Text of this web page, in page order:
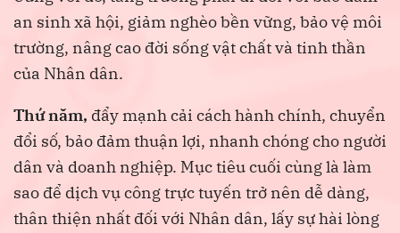
an sinh xã hội, giảm nghèo bền vững, bảo vệ môi
trường, nâng cao đời sống vật chất và tinh thần
của Nhân dân.
Thứ năm, đẩy mạnh cải cách hành chính, chuyển
đổi số, bảo đảm thuận lợi, nhanh chóng cho người
dân và doanh nghiệp. Mục tiêu cuối cùng là làm
sao để dịch vụ công trực tuyến trở nên dễ dàng,
thân thiện nhất đối với Nhân dân, lấy sự hài lòng